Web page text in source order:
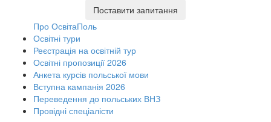
Поставити запитання
Про ОсвітаПоль
Освітні тури
Реєстрація на освітній тур
Освітні пропозиції 2026
Анкета курсів польської мови
Вступна кампанія 2026
Переведення до польських ВНЗ
Провідні спеціалісти